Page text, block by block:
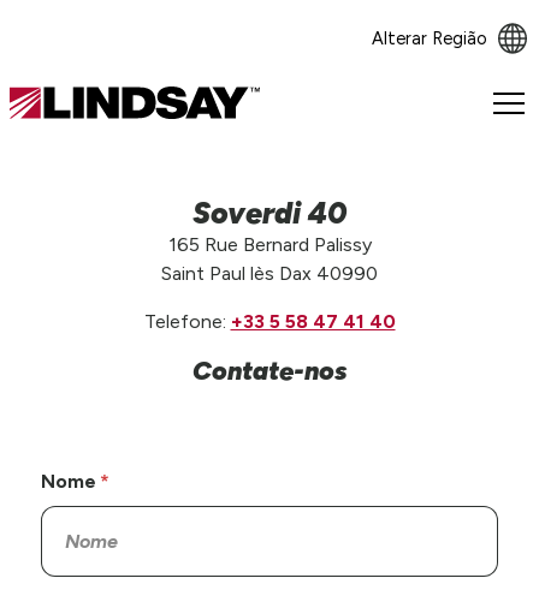
Alterar Região
Lindsay.
Soverdi 40
165 Rue Bernard Palissy
Saint Paul lès Dax 40990
Telefone: +33 5 58 47 41 40
Contate-nos
Nome